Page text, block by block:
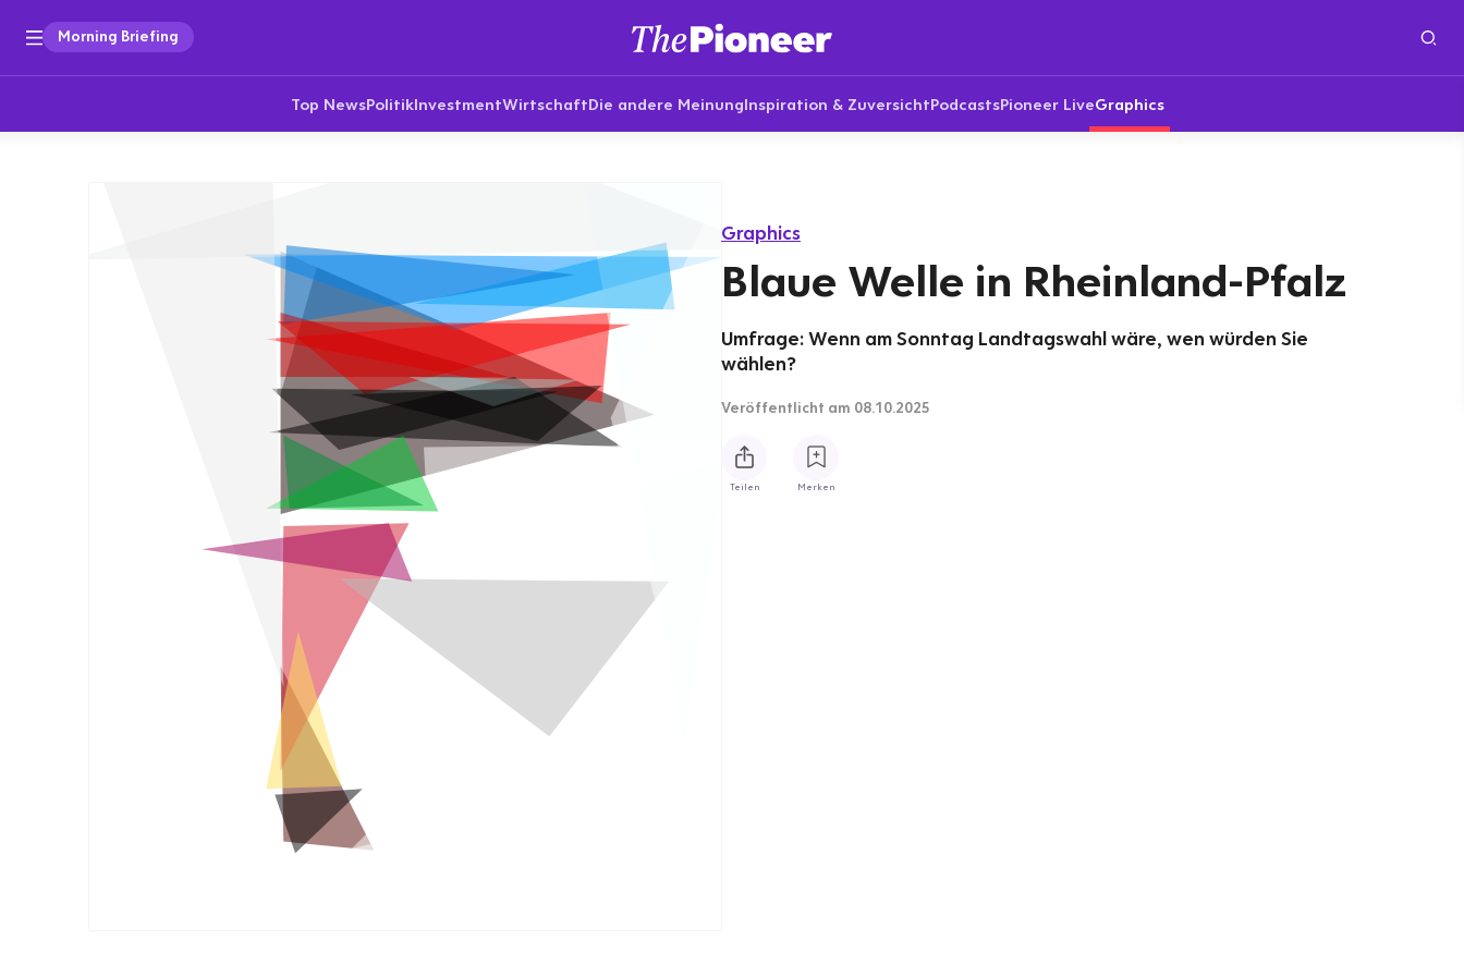
Morning Briefing
Top NewsPolitikInvestmentWirtschaftDie andere MeinungInspiration & ZuversichtPodcastsPioneer LiveGraphics
Graphics
Blaue Welle in Rheinland-Pfalz
Umfrage: Wenn am Sonntag Landtagswahl wäre, wen würden Sie
wählen?
Veröffentlicht am 08.10.2025
Teilen Merken